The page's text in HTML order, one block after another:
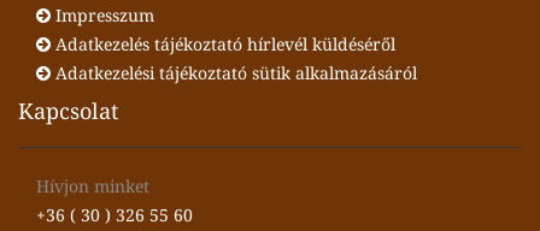
Impresszum
Adatkezelés tájékoztató hírlevél küldéséről
Adatkezelési tájékoztató sütik alkalmazásáról
Kapcsolat
Hívjon minket
+36 ( 30 ) 326 55 60